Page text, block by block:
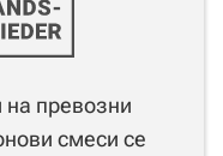
на превозни
смеси се